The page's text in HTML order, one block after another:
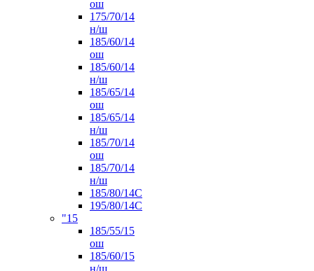
ош
175/70/14
н/ш
185/60/14
ош
185/60/14
н/ш
185/65/14
ош
185/65/14
н/ш
185/70/14
ош
185/70/14
н/ш
185/80/14С
195/80/14C
"15
185/55/15
ош
185/60/15
н/ш